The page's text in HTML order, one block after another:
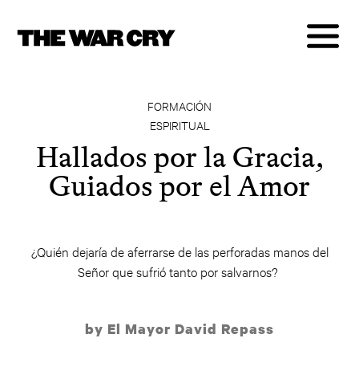
FORMACIÓN
ESPIRITUAL
Hallados por la Gracia,
Guiados por el Amor
¿Quién dejaría de aferrarse de las perforadas manos del
Señor que sufrió tanto por salvarnos?
by El Mayor David Repass